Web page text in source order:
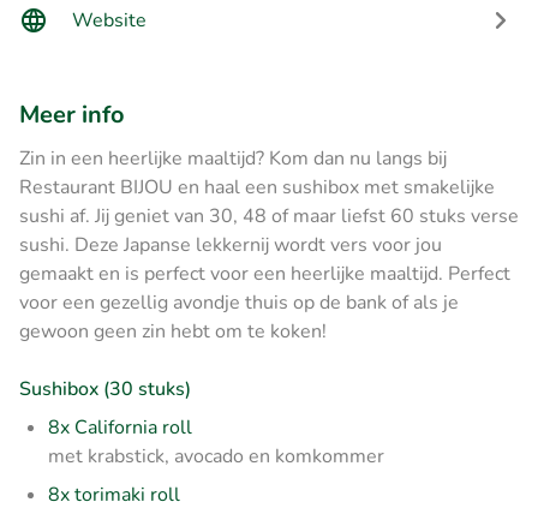
Website
Meer info
Zin in een heerlijke maaltijd? Kom dan nu langs bij
Restaurant BIJOU en haal een sushibox met smakelijke
sushi af. Jij geniet van 30, 48 of maar liefst 60 stuks verse
sushi. Deze Japanse lekkernij wordt vers voor jou
gemaakt en is perfect voor een heerlijke maaltijd. Perfect
voor een gezellig avondje thuis op de bank of als je
gewoon geen zin hebt om te koken!
Sushibox (30 stuks)
8x California roll
met krabstick, avocado en komkommer
8x torimaki roll